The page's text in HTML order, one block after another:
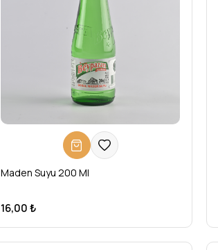
Maden Suyu 200 Ml
16,00 ₺